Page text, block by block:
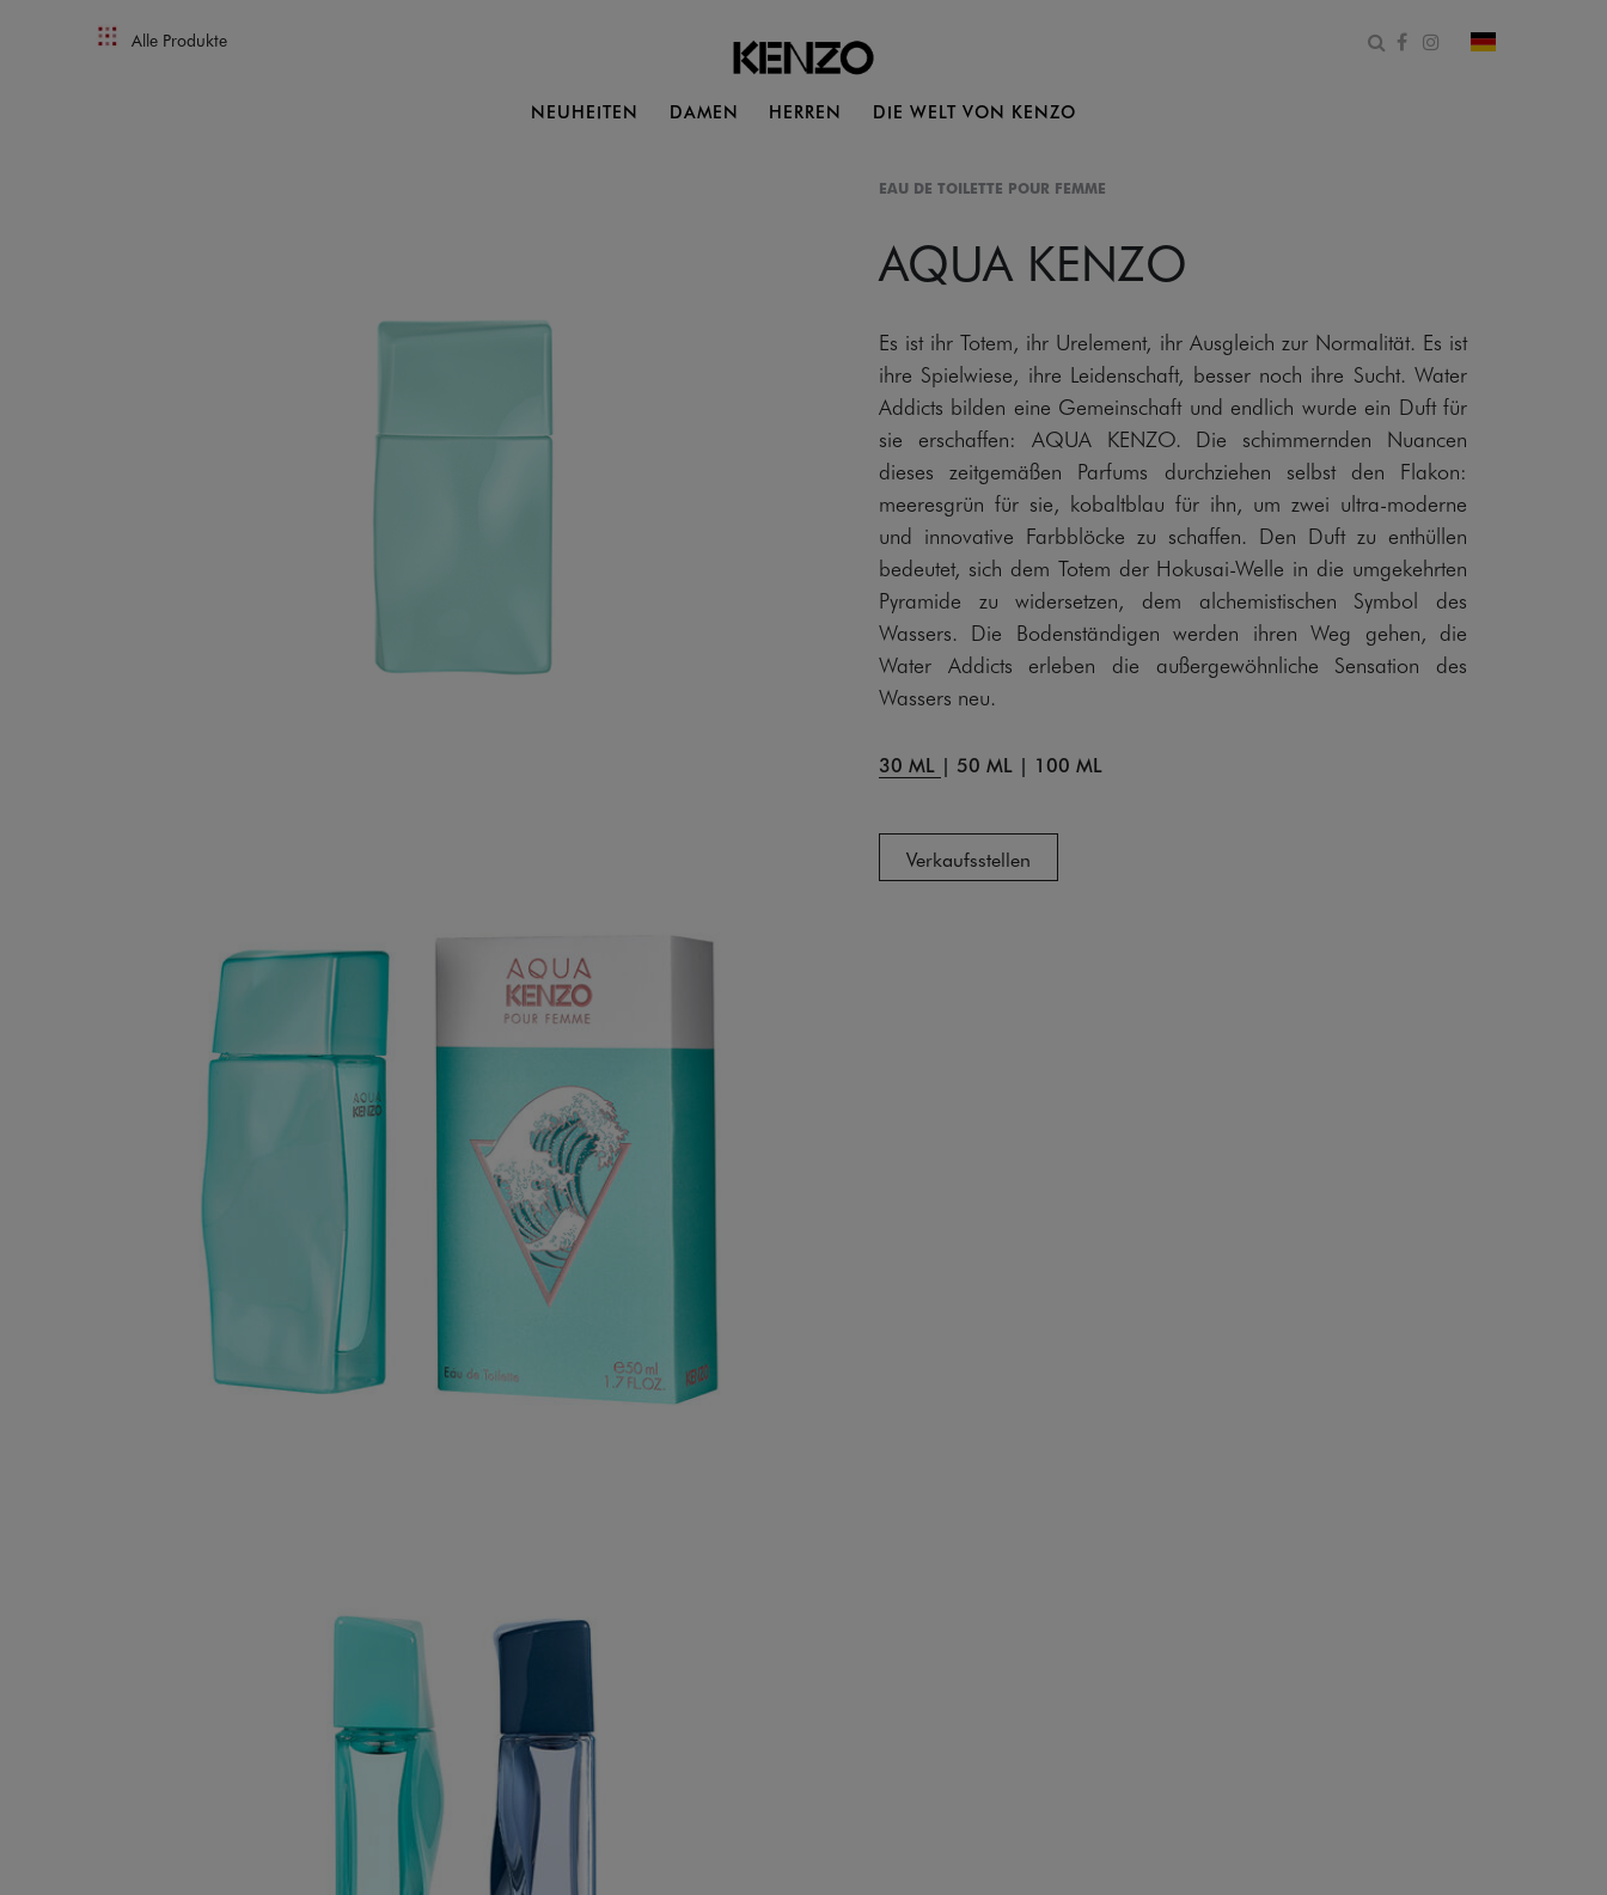
Alle Produkte Suchformular öffnen
Facebook
Instagram
Land und
NEUHEITEN DAMEN HERREN DIE WELT VON KENZO
EAU DE TOILETTE POUR FEMME
AQUA KENZO
Es ist ihr Totem, ihr Urelement, ihr Ausgleich zur Normalität. Es ist
ihre Spielwiese, ihre Leidenschaft, besser noch ihre Sucht. Water
Addicts bilden eine Gemeinschaft und endlich wurde ein Duft für
sie erschaffen: AQUA KENZO. Die schimmernden Nuancen
dieses zeitgemäßen Parfums durchziehen selbst den Flakon:
meeresgrün für sie, kobaltblau für ihn, um zwei ultra-moderne
und innovative Farbblöcke zu schaffen. Den Duft zu enthüllen
bedeutet, sich dem Totem der Hokusai-Welle in die umgekehrten
Pyramide zu widersetzen, dem alchemistischen Symbol des
Wassers. Die Bodenständigen werden ihren Weg gehen, die
Water Addicts erleben die außergewöhnliche Sensation des
Wassers neu.
30 ML | 50 ML | 100 ML
Verkaufsstellen